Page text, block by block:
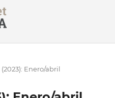
(2023): Enero/abril